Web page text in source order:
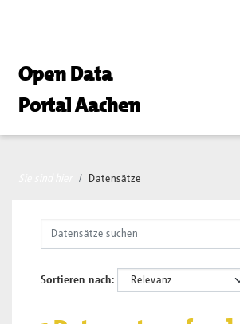
Open Data
Portal Aachen
Datensätze
Sortieren nach